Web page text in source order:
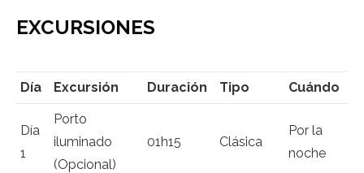
EXCURSIONES
Día Excursión Duración Tipo Cuándo
Día
1
Porto
iluminado
(Opcional)
01h15 Clásica
Por la
noche